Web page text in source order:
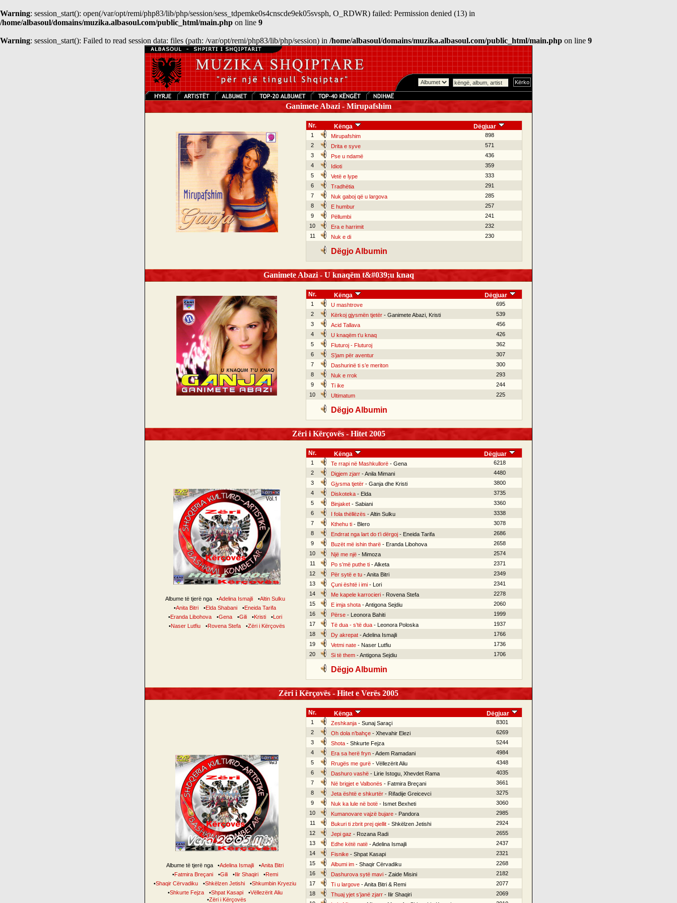
Warning: session_start(): open(/var/opt/remi/php83/lib/php/session/sess_tdpemke0s4cnscde9ek05svsph, O_RDWR) failed: Permission denied (13) in
/home/albasoul/domains/muzika.albasoul.com/public_html/main.php on line 9
Warning: session_start(): Failed to read session data: files (path: /var/opt/remi/php83/lib/php/session) in /home/albasoul/domains/muzika.albasoul.com/public_html/main.php on line 9
Ganimete Abazi - Mirupafshim
Nr. Kënga Dëgjuar
1 Mirupafshim
898
2
Drita e syve
571
3
Pse u ndamë
436
4
Idioti
359
5
Vetë e lype
333
6
Tradhëtia
291
7
Nuk gaboj që u largova
285
8
E humbur
257
9
Pëllumbi
241
10
Era e harrimit
232
11
Nuk e di 230
Dëgjo Albumin
Ganimete Abazi - U knaqëm t&#039;u knaq
Nr. Kënga Dëgjuar
1 U mashtrove
695
2
Kërkoj gjysmën tjetër- Ganimete Abazi, Kristi
539
3
Acid Tallava
456
4
U knaqëm t’u knaq
426
5
Fluturoj - Fluturoj
362
6
S’jam për aventur
307
7
Dashurinë ti s’e meriton
300
8
Nuk e rrok
293
9
Ti ike
244
10
Ultimatum 225
Dëgjo Albumin
Zëri i Kërçovës - Hitet 2005
Albume të tjerë nga •Adelina Ismajli •Altin Sulku
•Anita Bitri •Elda Shabani •Eneida Tarifa
•Eranda Libohova •Gena •Gili •Kristi •Lori
•Naser Lutfiu •Rovena Stefa •Zëri i Kërçovës
Nr. Kënga Dëgjuar
1 Te rrapi në Mashkullorë- Gena
6218
2
Digjem zjarr- Anila Mimani
4480
3
Gjysma tjetër- Ganja dhe Kristi
3800
4
Diskoteka- Elda
3735
5
Binjaket- Sabiani
3360
6
I fola thëllëzës - Altin Sulku
3338
7
Kthehu ti- Blero
3078
8
Endrrat nga lart do t’i dërgoj- Eneida Tarifa
2686
9
Buzët më ishin tharë- Eranda Libohova
2658
10
Një me një- Mimoza
2574
11
Po s’më puthe ti- Alketa
2371
12
Për sytë e tu- Anita Bitri
2349
13
Çuni është i imi- Lori
2341
14
Me kapele karrocieri- Rovena Stefa
2278
15
E imja shota- Antigona Sejdiu
2060
16
Përse- Leonora Bahiti
1999
17
Të dua - s’të dua- Leonora Poloska
1937
18
Dy akrepat- Adelina Ismajli
1766
19
Vetmi nate- Naser Lutfiu
1736
20
Si të them- Antigona Sejdiu 1706
Dëgjo Albumin
Zëri i Kërçovës - Hitet e Verës 2005
Albume të tjerë nga •Adelina Ismajli •Anita Bitri
•Fatmira Breçani •Gili •Ilir Shaqiri •Remi
•Shaqir Cërvadiku •Shkëlzen Jetishi •Shkumbin Kryeziu
•Shkurte Fejza •Shpat Kasapi •Vëllezërit Aliu
•Zëri i Kërçovës
Nr. Kënga Dëgjuar
1 Zeshkanja- Sunaj Saraçi
8301
2
Oh dola n’bahçe- Xhevahir Elezi
6269
3
Shota- Shkurte Fejza
5244
4
Era sa herë fryn- Adem Ramadani
4984
5
Rrugës me gurë- Vëllezërit Aliu
4348
6
Dashuro vashë- Lirie Istogu, Xhevdet Rama
4035
7
Në brigjet e Valbonës - Fatmira Breçani
3661
8
Jeta është e shkurtër- Rifadije Greicevci
3275
9
Nuk ka lule në botë- Ismet Bexheti
3060
10
Kumanovare vajzë bujare- Pandora
2985
11
Bukuri ti zbrit prej qiellit- Shkëlzen Jetishi
2924
12
Jepi gaz - Rozana Radi
2655
13
Edhe këtë natë- Adelina Ismajli
2437
14
Fisnike- Shpat Kasapi
2321
15
Albumi im- Shaqir Cërvadiku
2268
16
Dashurova sytë mavi- Zaide Misini
2182
17
Ti u largove- Anita Bitri & Remi
2077
18
Thuaj yjet s’janë zjarr- Ilir Shaqiri
2069